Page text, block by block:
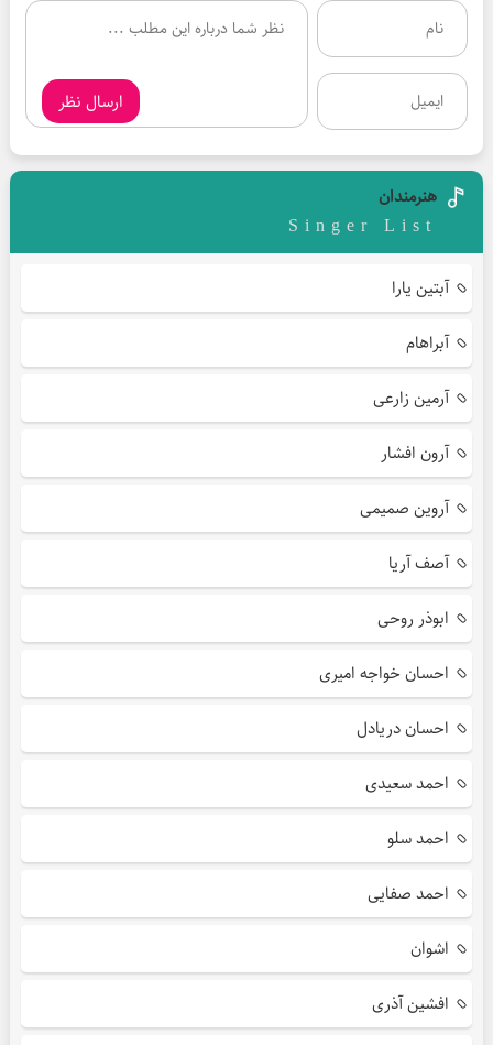
ارسال نظر
هنرمندان
Singer List
آبتین یارا
آبراهام
آرمین زارعی
آرون افشار
آروین صمیمی
آصف آریا
ابوذر روحی
احسان خواجه امیری
احسان دریادل
احمد سعیدی
احمد سلو
احمد صفایی
اشوان
افشین آذری